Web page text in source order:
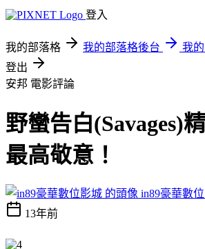
登入
我的部落格 我的部落格後台
我
登出
安邦 電影評論
野蠻告白(Savages)
最高敬意！
in89豪華數
13年前